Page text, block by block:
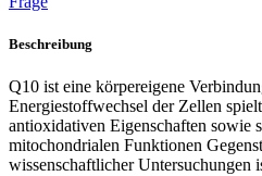
Beschreibung
Q10 ist eine körpereigene
Energiestoffwechsel der Zellen
antioxidativen Eigenschaften sowie
mitochondrialen Funktionen
wissenschaftlicher Untersuchungen